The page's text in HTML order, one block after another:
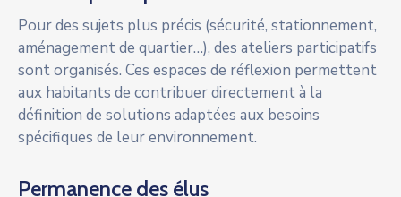
Pour des sujets plus précis (sécurité, stationnement,
aménagement de quartier…), des ateliers participatifs
sont organisés. Ces espaces de réflexion permettent
aux habitants de contribuer directement à la
définition de solutions adaptées aux besoins
spécifiques de leur environnement.
Permanence des élus